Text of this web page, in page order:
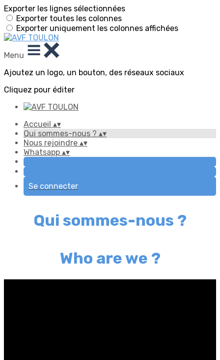
Exporter les lignes sélectionnées
Exporter toutes les colonnes
Exporter uniquement les colonnes affichées
Menu
Ajoutez un logo, un bouton, des réseaux sociaux
Cliquez pour éditer
Accueil ▴▾
Qui sommes-nous ? ▴▾
Nous rejoindre ▴▾
Whatsapp ▴▾
Se connecter
Qui sommes-nous ?
Who are we ?